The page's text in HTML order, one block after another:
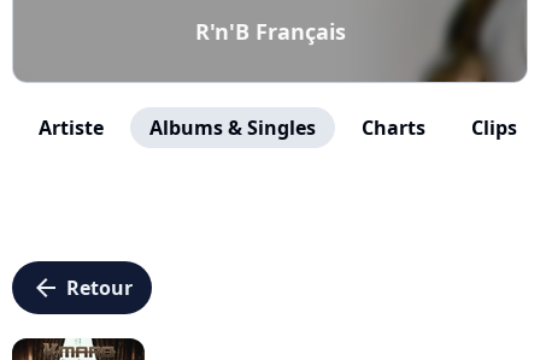
R'n'B Français
Artiste Albums & Singles Charts Clips
arrow_left Retour